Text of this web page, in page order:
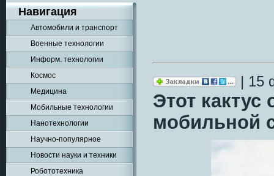
Навигация
Автомобили и транспорт
Военные технологии
Информ. технологии
Космос
Медицина
Мобильные технологии
Нанотехнологии
Научно-популярное
Новости науки и техники
Робототехника
| 15
Этот
мобильной